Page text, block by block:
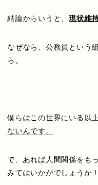
結論からいうと、現状維
なぜなら、公務員という
ら。
僕らはこの世界にいる以
ないんです。
で、あれば人間関係をも
みてはいかがでしょうか！